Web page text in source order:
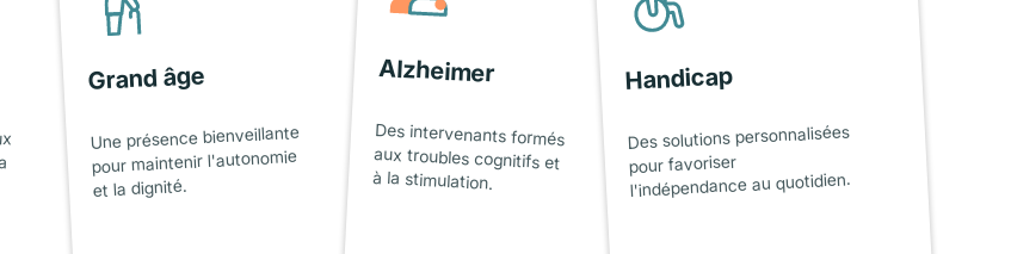
Grand âge
Une présence bienveillante
pour maintenir l'autonomie
et la dignité.
Alzheimer
Des intervenants formés
aux troubles cognitifs et
à la stimulation.
Handicap
Des solutions personnalisées
pour favoriser
l'indépendance au quotidien.